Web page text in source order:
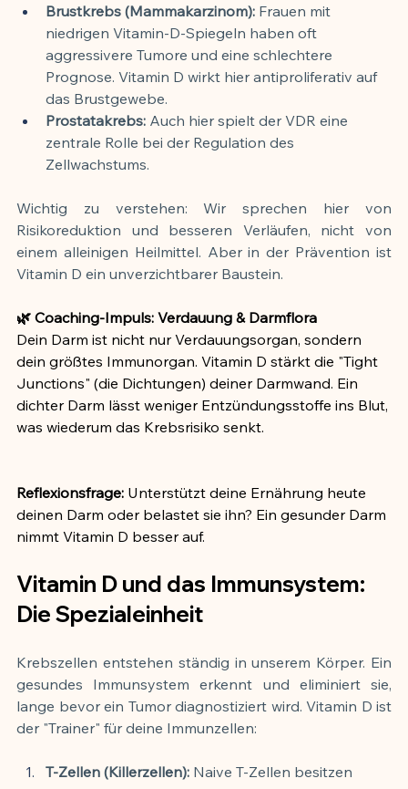
Brustkrebs (Mammakarzinom): Frauen mit
niedrigen Vitamin-D-Spiegeln haben oft
aggressivere Tumore und eine schlechtere
Prognose. Vitamin D wirkt hier antiproliferativ auf
das Brustgewebe.
Prostatakrebs: Auch hier spielt der VDR eine
zentrale Rolle bei der Regulation des
Zellwachstums.
Wichtig zu verstehen: Wir sprechen hier von
Risikoreduktion und besseren Verläufen, nicht von
einem alleinigen Heilmittel. Aber in der Prävention ist
Vitamin D ein unverzichtbarer Baustein.
🌿 Coaching-Impuls: Verdauung & Darmflora
Dein Darm ist nicht nur Verdauungsorgan, sondern
dein größtes Immunorgan. Vitamin D stärkt die "Tight
Junctions" (die Dichtungen) deiner Darmwand. Ein
dichter Darm lässt weniger Entzündungsstoffe ins Blut,
was wiederum das Krebsrisiko senkt.
Reflexionsfrage: Unterstützt deine Ernährung heute
deinen Darm oder belastet sie ihn? Ein gesunder Darm
nimmt Vitamin D besser auf.
Vitamin D und das Immunsystem:
Die Spezialeinheit
Krebszellen entstehen ständig in unserem Körper. Ein
gesundes Immunsystem erkennt und eliminiert sie,
lange bevor ein Tumor diagnostiziert wird. Vitamin D ist
der "Trainer" für deine Immunzellen:
T-Zellen (Killerzellen): Naive T-Zellen besitzen